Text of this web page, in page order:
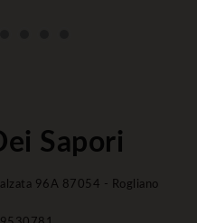
Sapori
96A 87054 - Rogliano